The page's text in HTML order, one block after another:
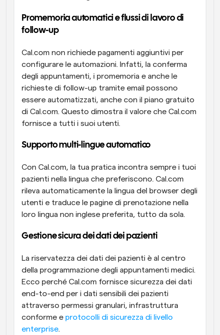
Promemoria automatici e flussi di lavoro di
follow-up
Cal.com non richiede pagamenti aggiuntivi per
configurare le automazioni. Infatti, la conferma
degli appuntamenti, i promemoria e anche le
richieste di follow-up tramite email possono
essere automatizzati, anche con il piano gratuito
di Cal.com. Questo dimostra il valore che Cal.com
fornisce a tutti i suoi utenti.
Supporto multi-lingue automatico
Con Cal.com, la tua pratica incontra sempre i tuoi
pazienti nella lingua che preferiscono. Cal.com
rileva automaticamente la lingua del browser degli
utenti e traduce le pagine di prenotazione nella
loro lingua non inglese preferita, tutto da sola.
Gestione sicura dei dati dei pazienti
La riservatezza dei dati dei pazienti è al centro
della programmazione degli appuntamenti medici.
Ecco perché Cal.com fornisce sicurezza dei dati
end-to-end per i dati sensibili dei pazienti
attraverso permessi granulari, infrastruttura
conforme e protocolli di sicurezza di livello
enterprise.